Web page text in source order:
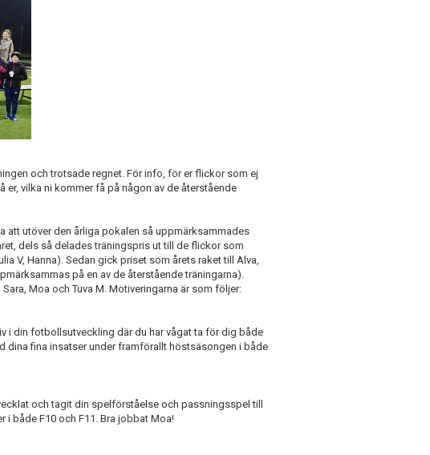
och trotsade regnet. För info, för er flickor som ej
er, vilka ni kommer få på någon av de återstående
att utöver den årliga pokalen så uppmärksammades
dels så delades träningspris ut till de flickor som
V, Hanna). Sedan gick priset som årets raket till Alva,
på en av de återstående träningarna).
Moa och Tuva M. Motiveringarna är som följer:
i din fotbollsutveckling där du har vågat ta för dig både
dina fina insatser under framförallt höstsäsongen i både
och tagit din spelförståelse och passningsspel till
i både F10 och F11. Bra jobbat Moa!